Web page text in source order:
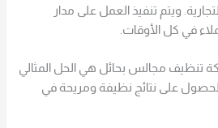
ويتم تنفيذ العمل على مدار
في كل الأوقات.
تنظيف مجالس بحائل هي الحل المثالي
الحصول على نتائج نظيفة ومريحة في